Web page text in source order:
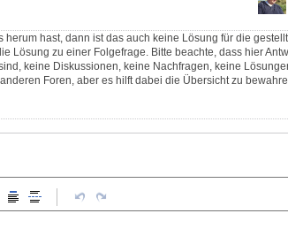
hast, dann ist das auch keine Lösung für die
Lösung zu einer Folgefrage. Bitte beachte, dass hier
keine Diskussionen, keine Nachfragen, keine
Foren, aber es hilft dabei die Übersicht zu